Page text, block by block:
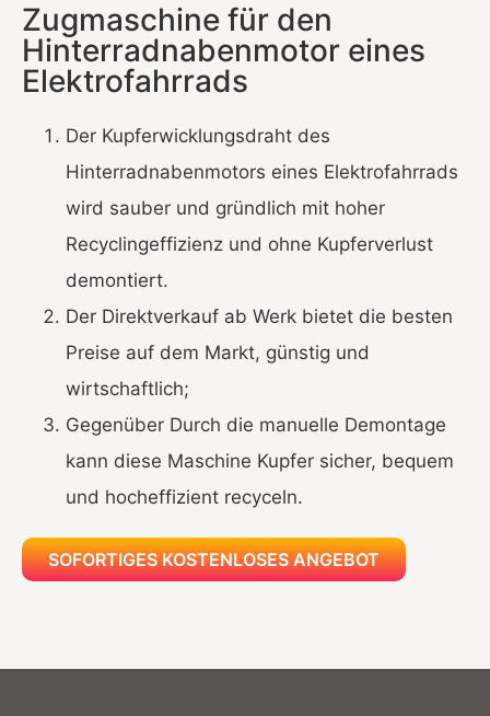
Zugmaschine für den
Hinterradnabenmotor eines
Elektrofahrrads
Der Kupferwicklungsdraht des
Hinterradnabenmotors eines Elektrofahrrads
wird sauber und gründlich mit hoher
Recyclingeffizienz und ohne Kupferverlust
demontiert.
Der Direktverkauf ab Werk bietet die besten
Preise auf dem Markt, günstig und
wirtschaftlich;
Gegenüber Durch die manuelle Demontage
kann diese Maschine Kupfer sicher, bequem
und hocheffizient recyceln.
SOFORTIGES KOSTENLOSES ANGEBOT